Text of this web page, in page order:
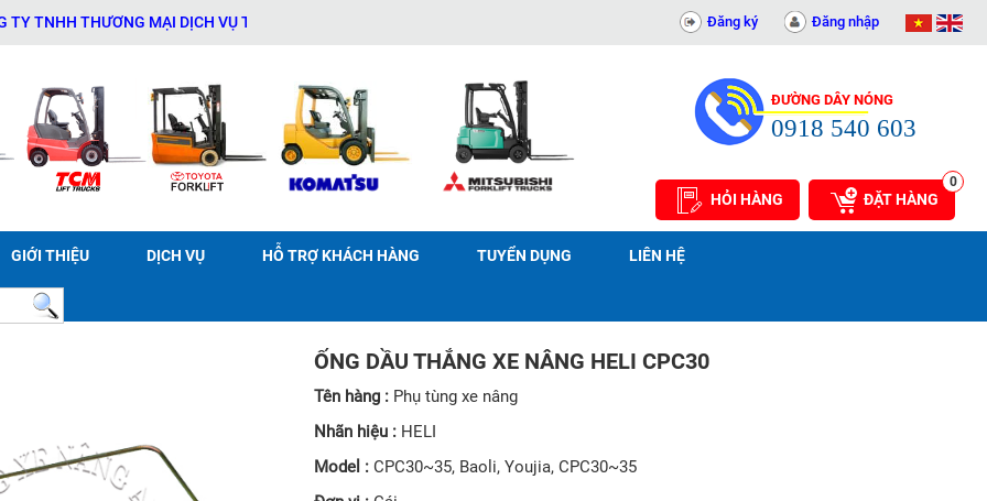
THƯƠNG MẠI DỊCH VỤ THIẾT BỊ KỸ THUẬT AN PHÁT - 0311414081 Đăng ký Đăng nhập
ĐƯỜNG DÂY NÓNG
0918 540 603
HỎI HÀNG ĐẶT HÀNG
0
GIỚI THIỆU DỊCH VỤ HỖ TRỢ KHÁCH HÀNG TUYỂN DỤNG LIÊN HỆ
ỐNG DẦU THẮNG XE NÂNG HELI CPC30
Tên hàng : Phụ tùng xe nâng
Nhãn hiệu : HELI
Model : CPC30~35, Baoli, Youjia, CPC30~35